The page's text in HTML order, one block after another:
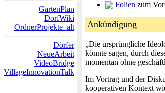
GartenPlan
DorfWiki
OrdnerProjekte_alt
Dörfer
NeueArbeit
VideoBridge
VillageInnovationTalk
Folien zum
Ankündigung
„Die ursprüngliche
könnte sagen, durch
momentan ohne
Im Vortrag und der
kooperativen Kontext